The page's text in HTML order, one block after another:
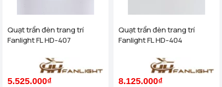
Quạt trần đèn trang trí
Fanlight FL HD-407
5.525.000₫
Quạt trần đèn trang trí
Fanlight FL HD-404
8.125.000₫